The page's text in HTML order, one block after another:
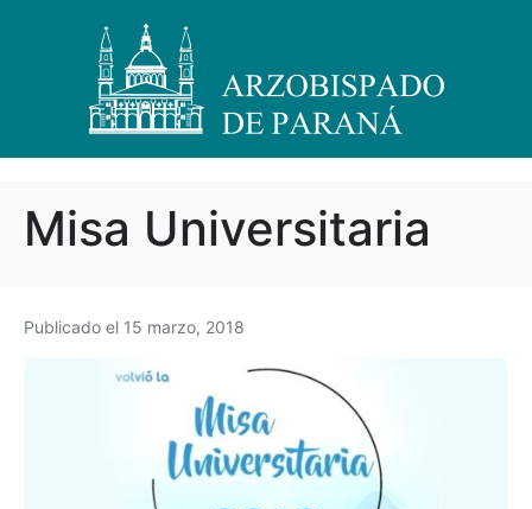
Misa Universitaria
Publicado el 15 marzo, 2018